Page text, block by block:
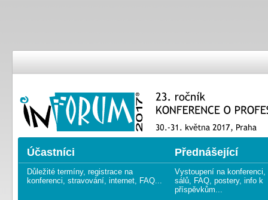
23rd annual CONFERENCE
Účastníci
Důležité termíny, registrace na
konferenci, stravování, internet, FAQ...
Přednášející
Vystoupení na
sálů, FAQ, postery, info k
příspěvkům...